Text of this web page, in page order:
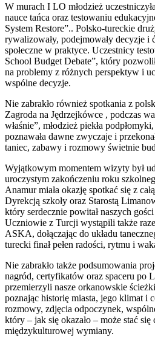
W murach I LO młodzież
nauce tańca oraz testowaniu
System Restore”.. Polsko-tureckie
rywalizowały, podejmowały decyzje i
społeczne w praktyce. Uczestnicy
School Budget Debate”, który
na problemy z różnych perspektyw i
wspólne decyzje.
Nie zabrakło również spotkania z
Zagroda na Jędrzejkówce , podczas
właśnie”, młodzież piekła
poznawała dawne zwyczaje i
taniec, zabawy i rozmowy świetnie
Wyjątkowym momentem wizyty był
uroczystym zakończeniu roku
Anamur miała okazję spotkać się z
Dyrekcją szkoły oraz Starostą
który serdecznie powitał naszych
Uczniowie z Turcji wystąpili także
ASKA, dołączając do układu
turecki finał pełen radości, rytmu i
Nie zabrakło także podsumowania
nagród, certyfikatów oraz spaceru po
przemierzyli nasze orkanowskie
poznając historię miasta, jego klimat i
rozmowy, zdjęcia odpoczynek,
który – jak się okazało – może stać
międzykulturowej wymiany.